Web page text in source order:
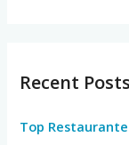
c
f
Recent Posts
Top